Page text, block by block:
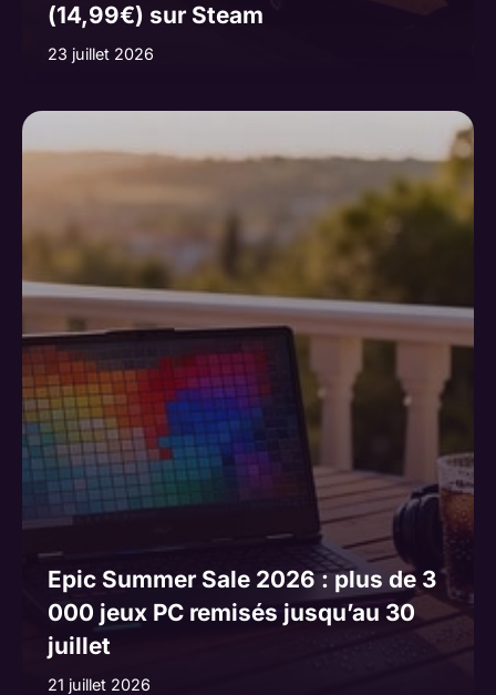
(14,99€) sur Steam
23 juillet 2026
Epic Summer Sale 2026 : plus de 3
000 jeux PC remisés jusqu’au 30
juillet
21 juillet 2026